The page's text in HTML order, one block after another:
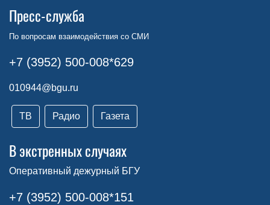
Пресс-служба
По вопросам взаимодействия со СМИ
+7 (3952) 500-008*629
010944@bgu.ru
ТВ Радио Газета
В экстренных случаях
Оперативный дежурный БГУ
+7 (3952) 500-008*151